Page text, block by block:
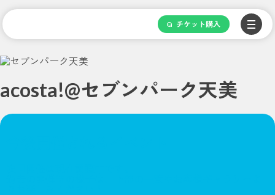
to
content
チケット購入
acosta!@セブンパーク天美